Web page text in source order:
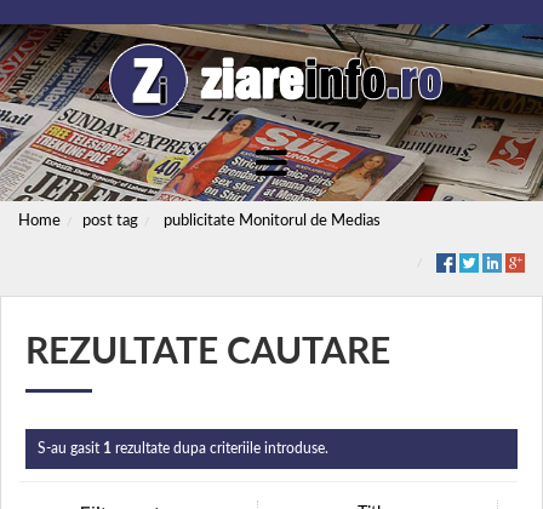
Home post tag publicitate Monitorul de Medias
REZULTATE CAUTARE
S-au gasit 1 rezultate dupa criteriile introduse.